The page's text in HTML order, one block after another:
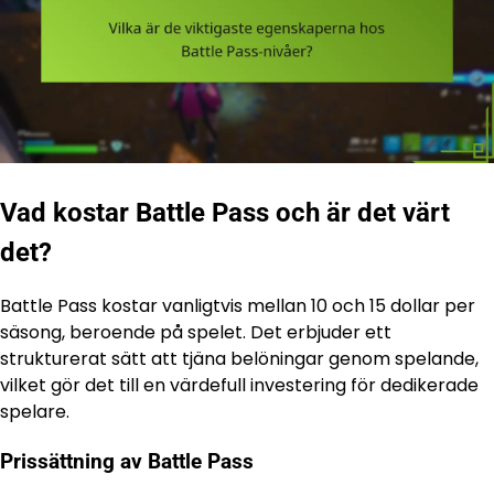
Vad kostar Battle Pass och är det värt
det?
Battle Pass kostar vanligtvis mellan 10 och 15 dollar per
säsong, beroende på spelet. Det erbjuder ett
strukturerat sätt att tjäna belöningar genom spelande,
vilket gör det till en värdefull investering för dedikerade
spelare.
Prissättning av Battle Pass